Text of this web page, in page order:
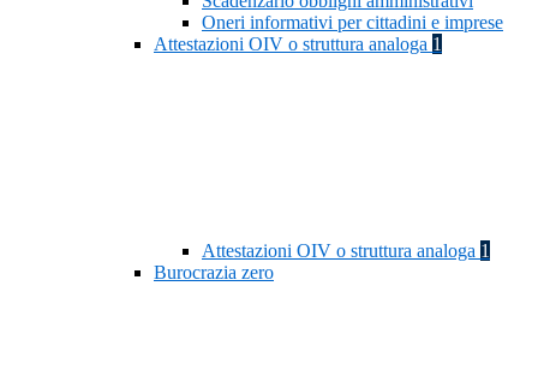
Oneri informativi per cittadini e imprese
Attestazioni OIV o struttura analoga 1
Attestazioni OIV o struttura analoga 1
Burocrazia zero